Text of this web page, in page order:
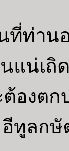
นที่ท่า
แน่เ
องตก
ทูลก